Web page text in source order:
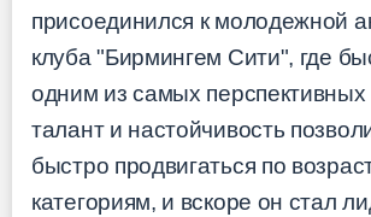
присоединился к молодежной
клуба "Бирмингем Сити", где
одним из самых перспективных
талант и настойчивость
быстро продвигаться по
категориям, и вскоре он стал